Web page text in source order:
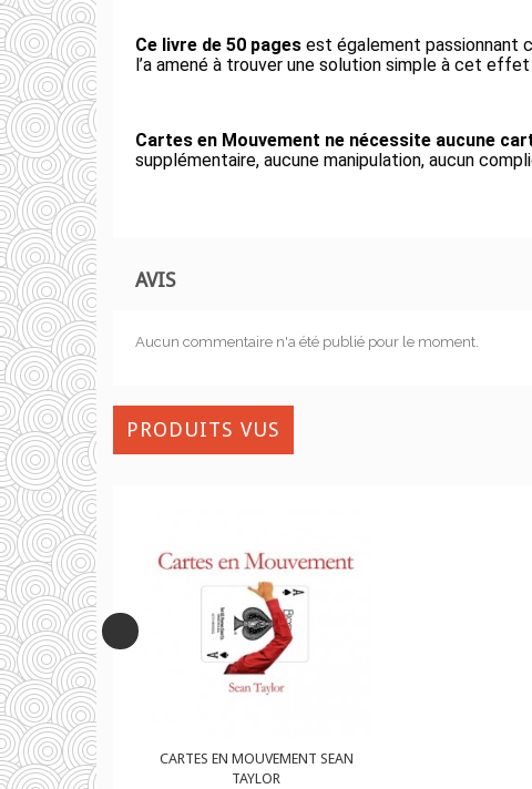
Ce livre de 50 pages est également passionnant
l’a amené à trouver une solution simple à cet
Cartes en Mouvement ne nécessite aucune
supplémentaire, aucune manipulation, aucun
AVIS
Aucun commentaire n'a été publié pour le moment.
PRODUITS VUS
SEAN
CARTES EN MOUVEMENT SEAN
TAYLOR